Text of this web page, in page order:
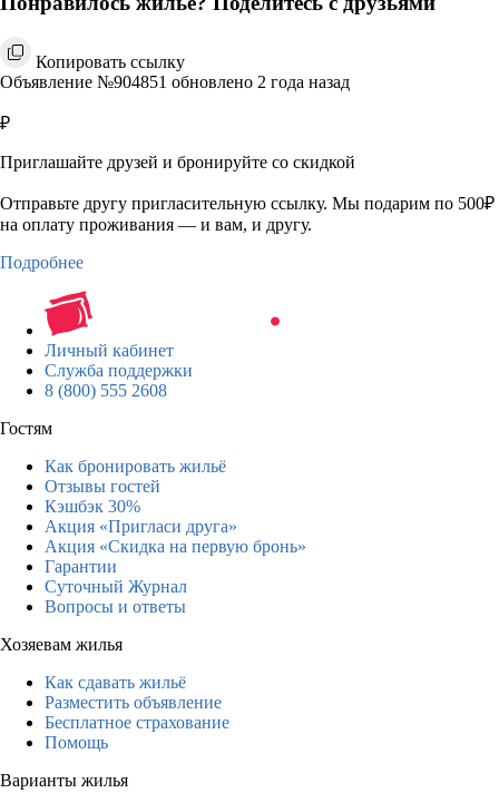
Копировать ссылку
Объявление №904851 обновлено 2 года назад
₽
Приглашайте друзей и бронируйте со скидкой
Отправьте другу пригласительную ссылку. Мы подарим по 500₽
на оплату проживания — и вам, и другу.
Подробнее
Личный кабинет
Служба поддержки
8 (800) 555 2608
Гостям
Как бронировать жильё
Отзывы гостей
Кэшбэк 30%
Акция «Пригласи друга»
Акция «Скидка на первую бронь»
Гарантии
Суточный Журнал
Вопросы и ответы
Хозяевам жилья
Как сдавать жильё
Разместить объявление
Бесплатное страхование
Помощь
Варианты жилья